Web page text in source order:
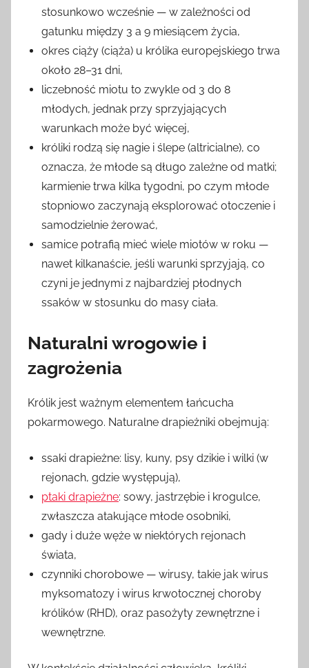
stosunkowo wcześnie — w zależności od
gatunku między 3 a 9 miesiącem życia,
okres ciąży (ciąża) u królika europejskiego trwa
około 28–31 dni,
liczebność miotu to zwykle od 3 do 8
młodych, jednak przy sprzyjających
warunkach może być więcej,
króliki rodzą się nagie i ślepe (altricialne), co
oznacza, że młode są długo zależne od matki;
karmienie trwa kilka tygodni, po czym młode
stopniowo zaczynają eksplorować otoczenie i
samodzielnie żerować,
samice potrafią mieć wiele miotów w roku —
nawet kilkanaście, jeśli warunki sprzyjają, co
czyni je jednymi z najbardziej płodnych
ssaków w stosunku do masy ciała.
Naturalni wrogowie i
zagrożenia
Królik jest ważnym elementem łańcucha
pokarmowego. Naturalne drapieżniki obejmują:
ssaki drapieżne: lisy, kuny, psy dzikie i wilki (w
rejonach, gdzie występują),
ptaki drapieżne: sowy, jastrzębie i krogulce,
zwłaszcza atakujące młode osobniki,
gady i duże węże w niektórych rejonach
świata,
czynniki chorobowe — wirusy, takie jak wirus
myksomatozy i wirus krwotocznej choroby
królików (RHD), oraz pasożyty zewnętrzne i
wewnętrzne.